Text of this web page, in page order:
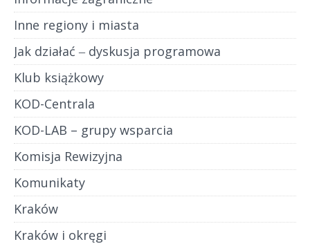
Inne regiony i miasta
Jak działać ‒ dyskusja programowa
Klub książkowy
KOD-Centrala
KOD-LAB – grupy wsparcia
Komisja Rewizyjna
Komunikaty
Kraków
Kraków i okręgi